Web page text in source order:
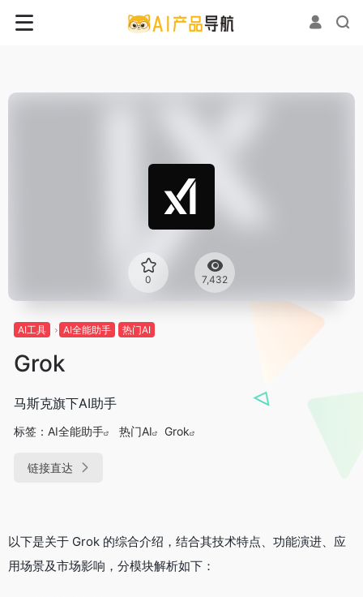
0 7,432
AI工具 AI全能助手 热门AI
Grok
马斯克旗下AI助手
标签： AI全能助手 热门AI Grok
链接直达
以下是关于 Grok 的综合介绍，结合其技术特点、功能演进、应
用场景及市场影响，分模块解析如下：